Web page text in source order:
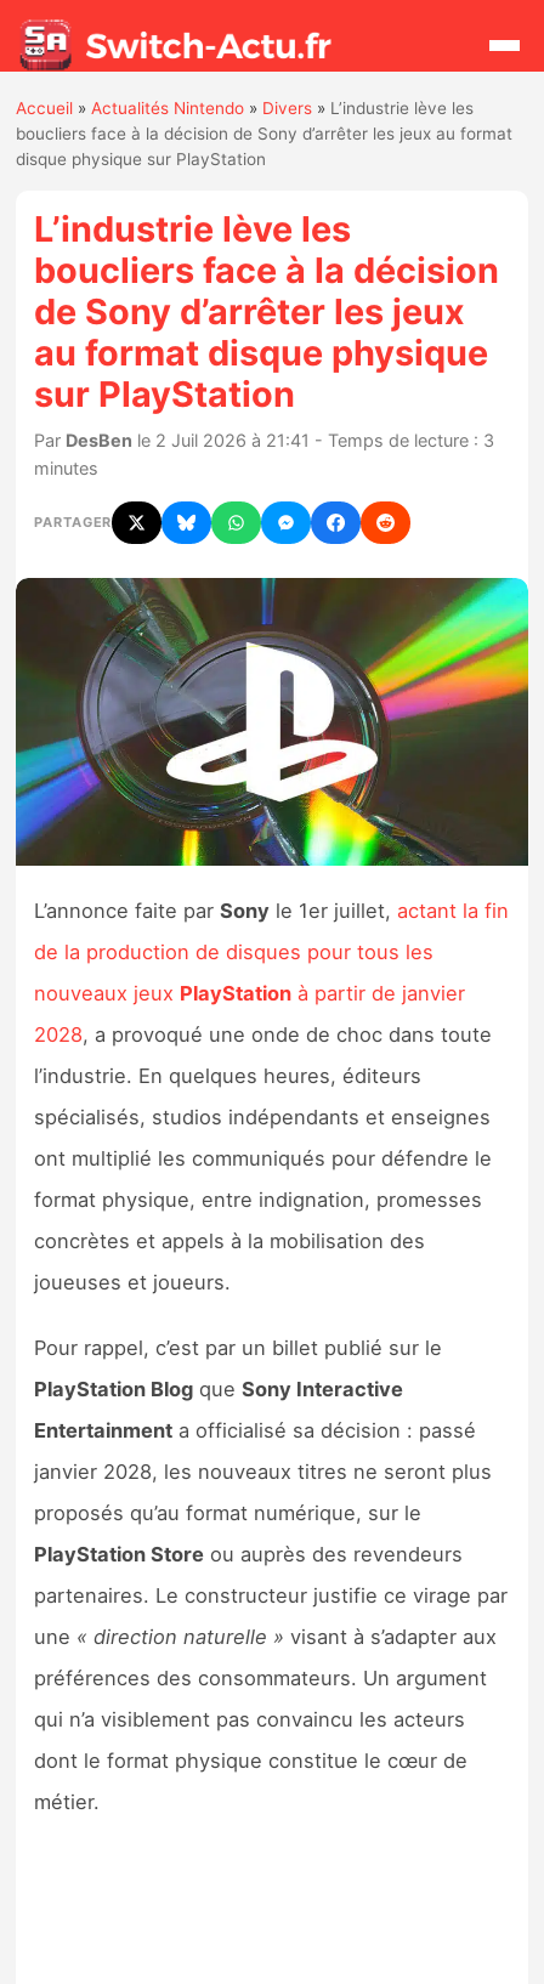
Rechercher
Actualités
Jeux
Hardware
Mises à jour
Chiffres de ventes
Rumeurs
Nintendo Direct
Tests et previews
Tests de jeux
Tests d’accessoires
Autres tests
Previews
Précommandes jeux Switch 2
Sorties de jeux
Bons plans
Accueil »Actualités Nintendo » Divers » L’industrie lève les
boucliers face à la décision de Sony d’arrêter les jeux au format
disque physique sur PlayStation
L’industrie lève les
boucliers face à la décision
de Sony d’arrêter les jeux
au format disque physique
sur PlayStation
Par DesBen le 2 Juil 2026 à 21:41 - Temps de lecture : 3
minutes
PARTAGER
L’annonce faite parSony le 1er juillet,actant la fin
de la production de disques pour tous les
nouveaux jeux PlayStation à partir de janvier
2028, a provoqué une onde de choc dans toute
l’industrie. En quelques heures, éditeurs
spécialisés, studios indépendants et enseignes
ont multiplié les communiqués pour défendre le
format physique, entre indignation, promesses
concrètes et appels à la mobilisation des
joueuses et joueurs.
Pour rappel, c’est par un billet publié sur le
PlayStation Blog queSony Interactive
Entertainment a officialisé sa décision : passé
janvier 2028, les nouveaux titres ne seront plus
proposés qu’au format numérique, sur le
PlayStation Store ou auprès des revendeurs
partenaires. Le constructeur justifie ce virage par
une « direction naturelle » visant à s’adapter aux
préférences des consommateurs. Un argument
qui n’a visiblement pas convaincu les acteurs
dont le format physique constitue le cœur de
métier.